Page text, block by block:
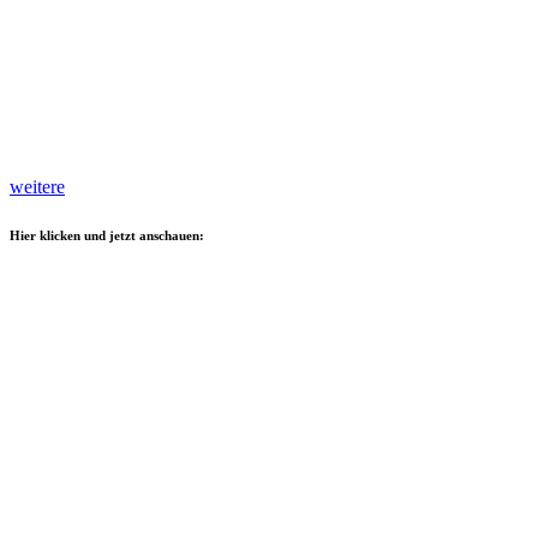
weitere
Hier klicken und jetzt anschauen: